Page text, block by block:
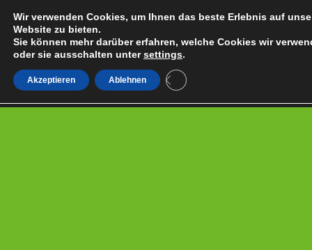
Wir verwenden Cookies, um Ihnen das beste Erlebnis auf
Website zu bieten.
Sie können mehr darüber erfahren, welche Cookies wir
oder sie ausschalten untersettings.
Akzeptieren Ablehnen Close GDPR Cookie Banner